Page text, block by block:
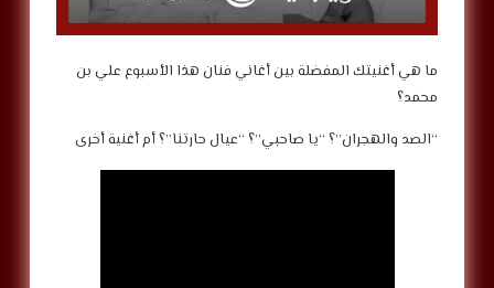
ما هي أغنيتك المفضلة بين أغاني فنان هذا الأسبوع علي بن
محمد؟
“الصد والهجران”؟ “يا صاحبي”؟ “عيال حارتنا”؟ أم أغنية أخرى